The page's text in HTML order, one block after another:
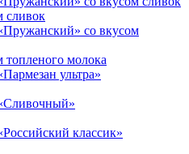
сливок
молока